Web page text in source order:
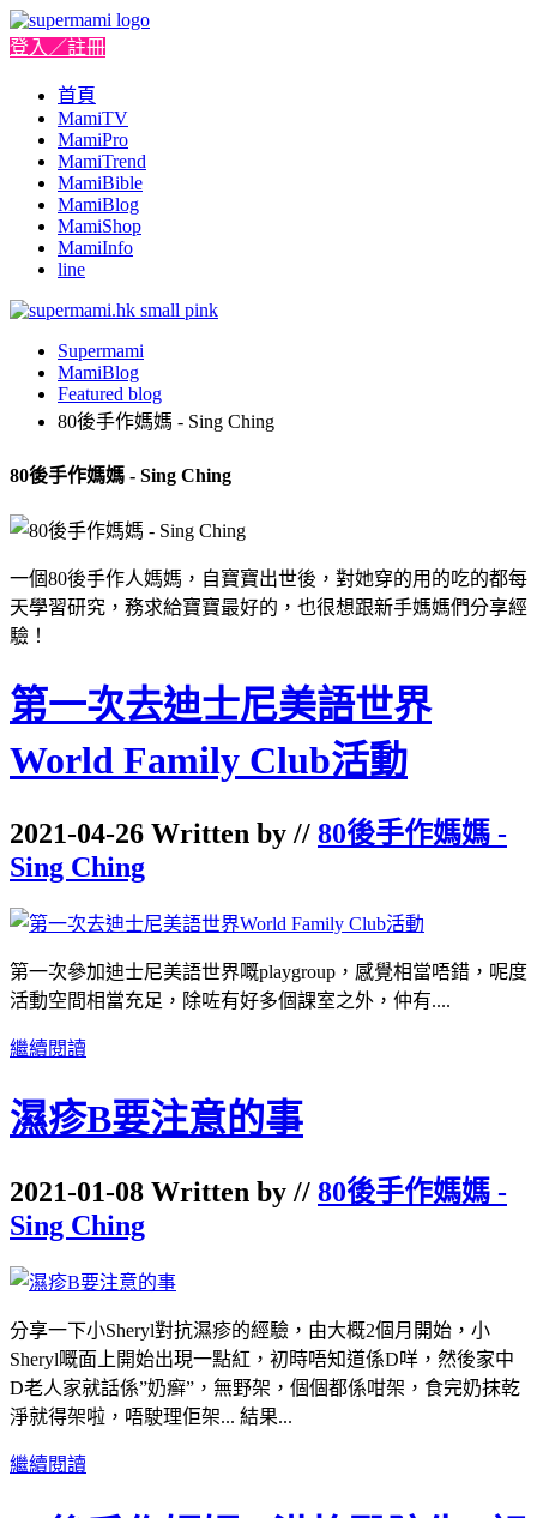
登入／註冊
首頁
MamiTV
MamiPro
MamiTrend
MamiBible
MamiBlog
MamiShop
MamiInfo
line
Supermami
MamiBlog
Featured blog
80後手作媽媽 - Sing Ching
80後手作媽媽 - Sing Ching
一個80後手作人媽媽，自寶寶出世後， 對她穿的用的吃的都每
天學習研究，務求給寶寶最好的， 也很想跟新手媽媽們分享經
驗！
第一次去迪士尼美語世界
World Family Club活動
2021-04-26 Written by // 80後手作媽媽 -
Sing Ching
第一次參加迪士尼美語世界嘅playgroup，感覺相當唔錯，呢度
活動空間相當充足，除咗有好多個課室之外，仲有....
繼續閱讀
濕疹B要注意的事
2021-01-08 Written by // 80後手作媽媽 -
Sing Ching
分享一下小Sheryl對抗濕疹的經驗，由大概2個月開始，小
Sheryl嘅面上開始出現一點紅，初時唔知道係D咩，然後家中
D老人家就話係”奶癣”，無野架，個個都係咁架，食完奶抹乾
淨就得架啦，唔駛理佢架... 結果...
繼續閱讀